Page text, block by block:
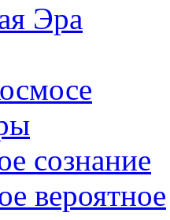
Эра
сознание
вероятное